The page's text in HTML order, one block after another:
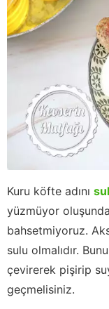
Kuru köfte adını
yüzmüyor
bahsetmiyoruz.
sulu olmalıdır.
çevirerek pişirip
geçmelisiniz.